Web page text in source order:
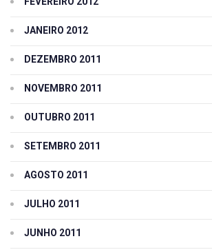
JANEIRO 2012
DEZEMBRO 2011
NOVEMBRO 2011
OUTUBRO 2011
SETEMBRO 2011
AGOSTO 2011
JULHO 2011
JUNHO 2011